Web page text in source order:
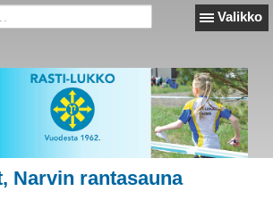
Valikko
Narvin rantasauna